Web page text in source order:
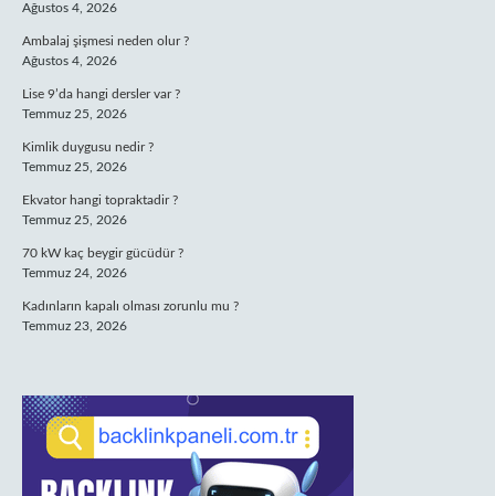
Ağustos 4, 2026
Ambalaj şişmesi neden olur ?
Ağustos 4, 2026
Lise 9’da hangi dersler var ?
Temmuz 25, 2026
Kimlik duygusu nedir ?
Temmuz 25, 2026
Ekvator hangi topraktadir ?
Temmuz 25, 2026
70 kW kaç beygir gücüdür ?
Temmuz 24, 2026
Kadınların kapalı olması zorunlu mu ?
Temmuz 23, 2026